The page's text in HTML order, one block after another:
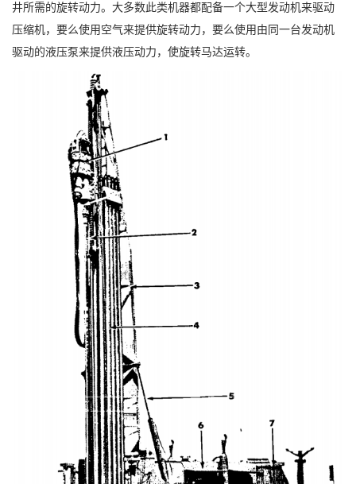
井所需的旋转动力。大多数此类机器都配备一个大型发动机来驱动
压缩机，要么使用空气来提供旋转动力，要么使用由同一台发动机
驱动的液压泵来提供液压动力，使旋转马达运转。